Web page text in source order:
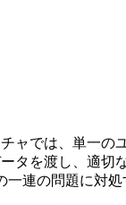
ャでは、単一の
タを渡し、適切
一連の問題に対